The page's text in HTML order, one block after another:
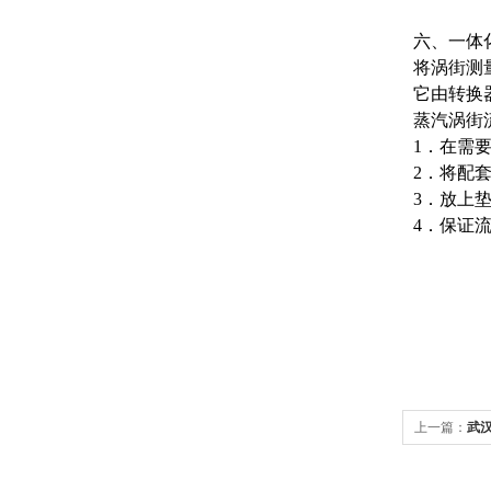
六、一体
将涡街测
它由转换
蒸汽涡街
1．在需
2．将配
3．放上
4．保证
上一篇： 武